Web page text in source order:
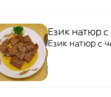
Език натюр с
Език натюр с